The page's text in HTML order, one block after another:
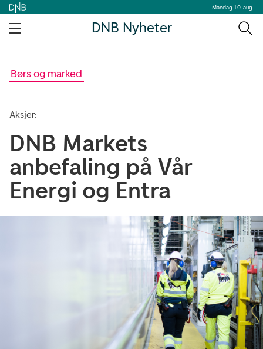
Mandag 10. aug.
DNB Nyheter
Børs og marked
Aksjer:
DNB Markets
anbefaling på Vår
Energi og Entra